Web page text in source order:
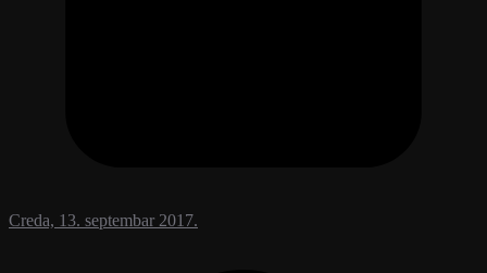
Creda, 13. septembar 2017.